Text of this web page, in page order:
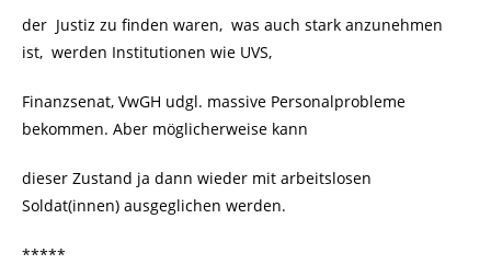
der Justiz zu finden waren, was auch stark anzunehmen
ist, werden Institutionen wie UVS,
Finanzsenat, VwGH udgl. massive Personalprobleme
bekommen. Aber möglicherweise kann
dieser Zustand ja dann wieder mit arbeitslosen
Soldat(innen) ausgeglichen werden.
*****